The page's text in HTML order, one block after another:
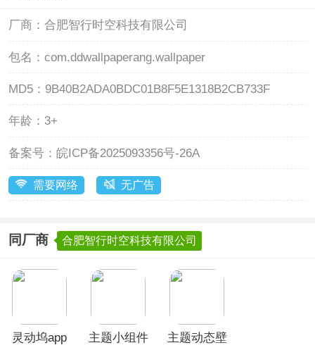
厂商： 合肥智行时空科技有限公司
包名： com.ddwallpaperang.wallpaper
MD5： 9B40B2ADA0BDC01B8F5E1318B2CB733F
年龄： 3+
备案号： 皖ICP备2025093356号-26A
需要网络 无广告
同厂商 合肥智行时空科技有限公司
灵动坞app
主题小组件
主题动态壁